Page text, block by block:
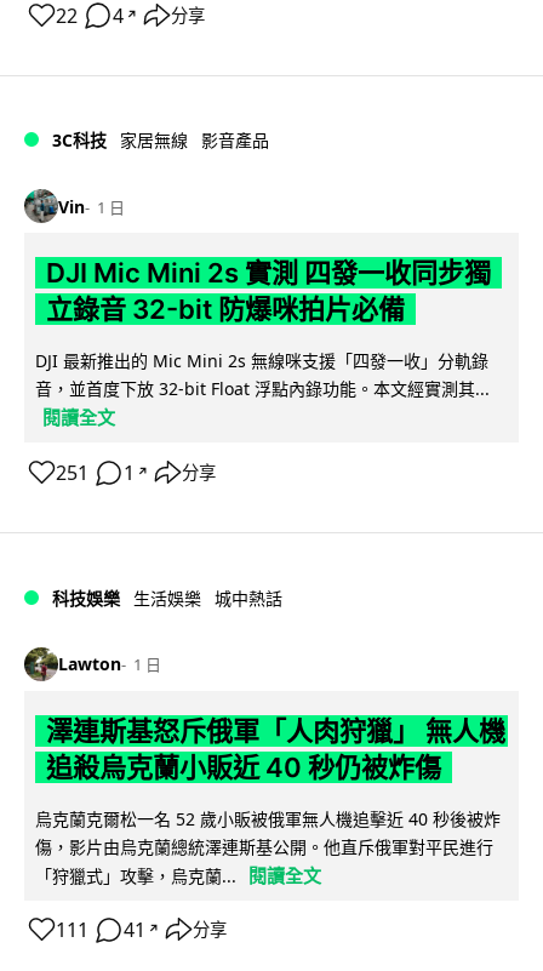
22 4 ↗ 分享
3C科技 家居無線 影音產品
Vin 1 日
DJI Mic Mini 2s 實測 四發一收同步獨
立錄音 32-bit 防爆咪拍片必備
DJI 最新推出的 Mic Mini 2s 無線咪支援「四發一收」分軌錄
音，並首度下放 32-bit Float 浮點內錄功能。本文經實測其...
閱讀全文
251 1 ↗ 分享
科技娛樂 生活娛樂 城中熱話
Lawton 1 日
澤連斯基怒斥俄軍「人肉狩獵」 無人機
追殺烏克蘭小販近 40 秒仍被炸傷
烏克蘭克爾松一名 52 歲小販被俄軍無人機追擊近 40 秒後被炸
傷，影片由烏克蘭總統澤連斯基公開。他直斥俄軍對平民進行
「狩獵式」攻擊，烏克蘭...
閱讀全文
111 41 ↗ 分享